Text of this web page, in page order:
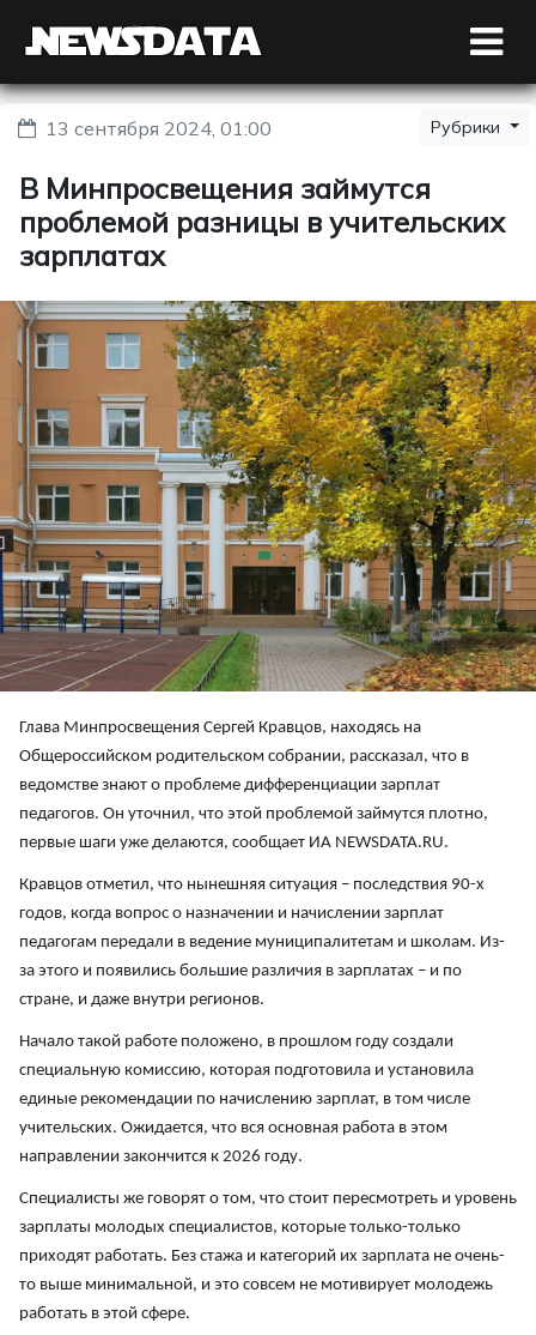
13 сентября 2024, 01:00 Рубрики
В Минпросвещения займутся
проблемой разницы в учительских
зарплатах
Глава Минпросвещения Сергей Кравцов, находясь на
Общероссийском родительском собрании, рассказал, что в
ведомстве знают о проблеме дифференциации зарплат
педагогов. Он уточнил, что этой проблемой займутся плотно,
первые шаги уже делаются, сообщает ИА NEWSDATA.RU.
Кравцов отметил, что нынешняя ситуация – последствия 90-х
годов, когда вопрос о назначении и начислении зарплат
педагогам передали в ведение муниципалитетам и школам. Из-
за этого и появились большие различия в зарплатах – и по
стране, и даже внутри регионов.
Начало такой работе положено, в прошлом году создали
специальную комиссию, которая подготовила и установила
единые рекомендации по начислению зарплат, в том числе
учительских. Ожидается, что вся основная работа в этом
направлении закончится к 2026 году.
Специалисты же говорят о том, что стоит пересмотреть и уровень
зарплаты молодых специалистов, которые только-только
приходят работать. Без стажа и категорий их зарплата не очень-
то выше минимальной, и это совсем не мотивирует молодежь
работать в этой сфере.